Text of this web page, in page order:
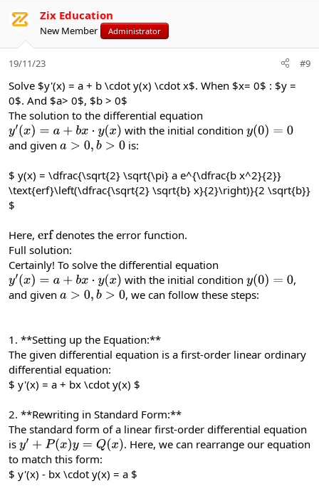
Zix Education
New Member Administrator
19/11/23 #9
Solve $y'(x) = a + b \cdot y(x) \cdot x$. When $x= 0$ : $y =
0$. And $a> 0$, $b > 0$
The solution to the differential equation
y′(x)= a+bx y( x) with the initial conditiony(0)= 0
and given a>0, b> 0 is:
$ y(x) = \dfrac{\sqrt{2} \sqrt{\pi} a e^{\dfrac{b x^2}{2}}
\text{erf}\left(\dfrac{\sqrt{2} \sqrt{b} x}{2}\right)}{2 \sqrt{b}}
$
Here, erfdenotes the error function.
Full solution:
Certainly! To solve the differential equation
y′(x)= a+bx y( x) with the initial conditiony(0)= 0
,
and given a>0, b> 0 , we can follow these steps:
1. **Setting up the Equation:**
The given differential equation is a first-order linear ordinary
differential equation:
$ y'(x) = a + bx \cdot y(x) $
2. **Rewriting in Standard Form:**
The standard form of a linear first-order differential equation
is y′+P( x)y=Q(x )
. Here, we can rearrange our equation
to match this form:
$ y'(x) - bx \cdot y(x) = a $